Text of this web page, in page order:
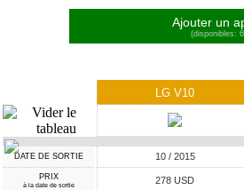
Ajouter un
(disponibles:
LG V10
DATE DE SORTIE 10 / 2015
PRIX
à la date de sortie 278 USD